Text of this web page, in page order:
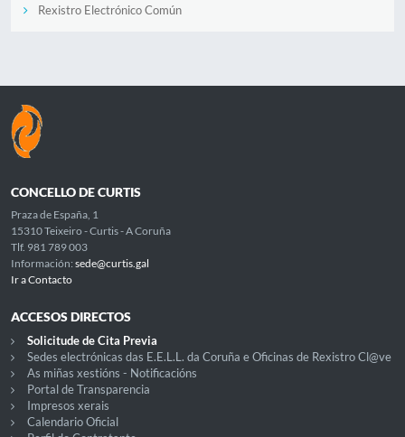
Rexistro Electrónico Común
CONCELLO DE CURTIS
Praza de España, 1
15310 Teixeiro - Curtis - A Coruña
Tlf. 981 789 003
Información: sede@curtis.gal
Ir a Contacto
ACCESOS DIRECTOS
Solicitude de Cita Previa
Sedes electrónicas das E.E.L.L. da Coruña e Oficinas de Rexistro Cl@ve
As miñas xestións - Notificacións
Portal de Transparencia
Impresos xerais
Calendario Oficial